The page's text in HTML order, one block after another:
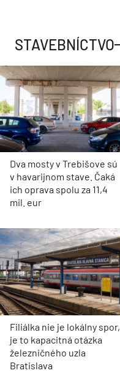
STAVEBNÍCTVO
Dva mosty v Trebišove sú
v havarijnom stave. Čaká
ich oprava spolu za 11,4
mil. eur
Filiálka nie je lokálny spor,
je to kapacitná otázka
železničného uzla
Bratislava